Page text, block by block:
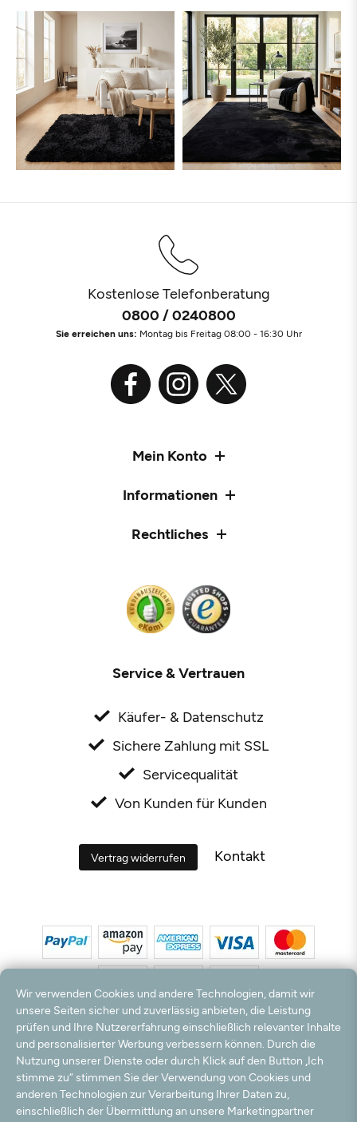
Kostenlose Telefonberatung
0800 / 0240800
Sie erreichen uns: Montag bis Freitag 08:00 - 16:30 Uhr
Mein Konto
Informationen
Rechtliches
Service & Vertrauen
Käufer- & Datenschutz
Sichere Zahlung mit SSL
Servicequalität
Von Kunden für Kunden
Vertrag widerrufen Kontakt
*Alle Preise inkl. MwSt. und zzgl. Versandkosten. **Kostenloser Versand und Rückversand
nur innerhalb Deutschlands und Österreichs.
Hinweis:Wir nutzen Ihre E-Mail Adresse für werbliche Zwecke, die jederzeit widerrufen
werden können. Ihre Daten werden nicht an Dritte weitergegeben.
© 2003 - 2026 Teppichversand24 GmbH / Alle Rechte vorbehalten. powered by
createyourtemplate
Wir verwenden Cookies und andere Technologien, damit wir
unsere Seiten sicher und zuverlässig anbieten, die Leistung
prüfen und Ihre Nutzererfahrung einschließlich relevanter Inhalte
und personalisierter Werbung verbessern können. Durch die
Nutzung unserer Dienste oder durch Klick auf den Button „Ich
stimme zu“ stimmen Sie der Verwendung von Cookies und
anderen Technologien zur Verarbeitung Ihrer Daten zu,
einschließlich der Übermittlung an unsere Marketingpartner